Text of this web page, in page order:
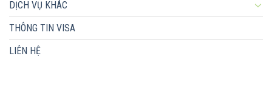
DỊCH VỤ KHÁC
THÔNG TIN VISA
LIÊN HỆ